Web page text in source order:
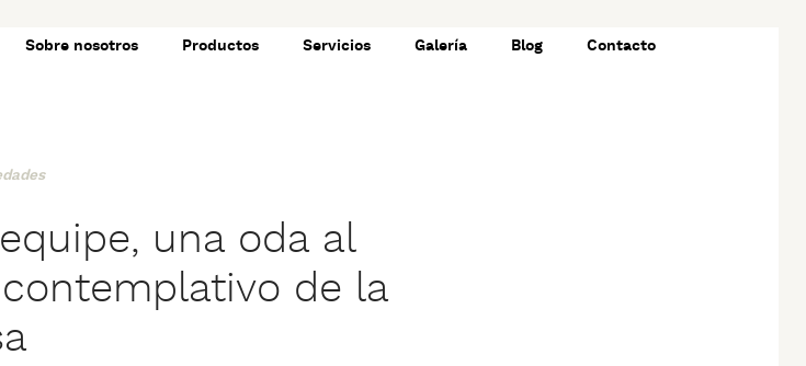
Sobre nosotros Productos Servicios Galería Blog Contacto
una oda al
de la